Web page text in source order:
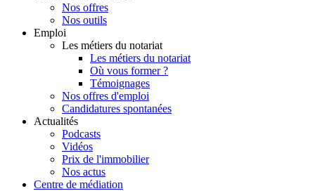
Nos offres
Nos outils
Emploi
Les métiers du notariat
Les métiers du notariat
Où vous former ?
Témoignages
Nos offres d'emploi
Candidatures spontanées
Actualités
Podcasts
Vidéos
Prix de l'immobilier
Nos actus
Centre de médiation